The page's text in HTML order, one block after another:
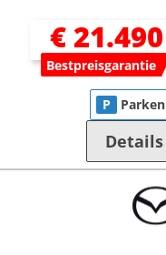
€ 21.490
Bestpreisgarantie
P Parken
Details